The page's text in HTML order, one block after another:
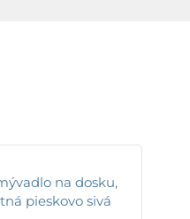
na dosku,
pieskovo sivá